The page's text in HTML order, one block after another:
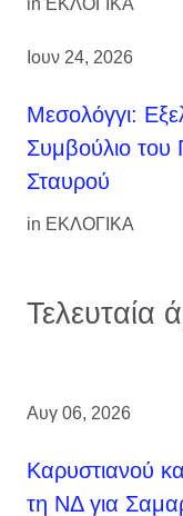
Ιουν 24, 2026
Μεσολόγγι:
Συμβούλιο του
Σταυρού
in ΕΚΛΟΓΙΚΑ
Τελευταία
Αυγ 06, 2026
Καρυστιανού
τη ΝΔ για